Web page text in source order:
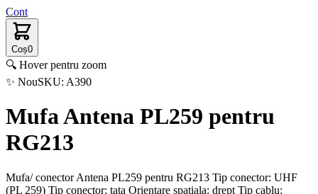
Cont
Coș0
🔍 Hover pentru zoom
✨ NouSKU: A390
Mufa Antena PL259 pentru
RG213
Mufa/ conector Antena PL259 pentru RG213 Tip conector: UHF
(PL 259) Tip conector: tata Orientare spatiala: drept Tip cablu: